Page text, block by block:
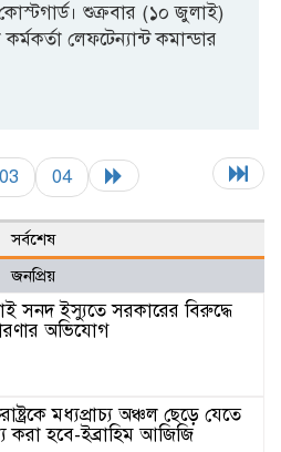
শুক্রবার (১০ জুলাই)
লেফটেন্যান্ট কমান্ডার
03 04
সর্বশেষ
জনপ্রিয়
সনদ ইস্যুতে সরকারের বিরুদ্ধে
অভিযোগ
মধ্যপ্রাচ্য অঞ্চল ছেড়ে যেতে
করা হবে-ইব্রাহিম আজিজি